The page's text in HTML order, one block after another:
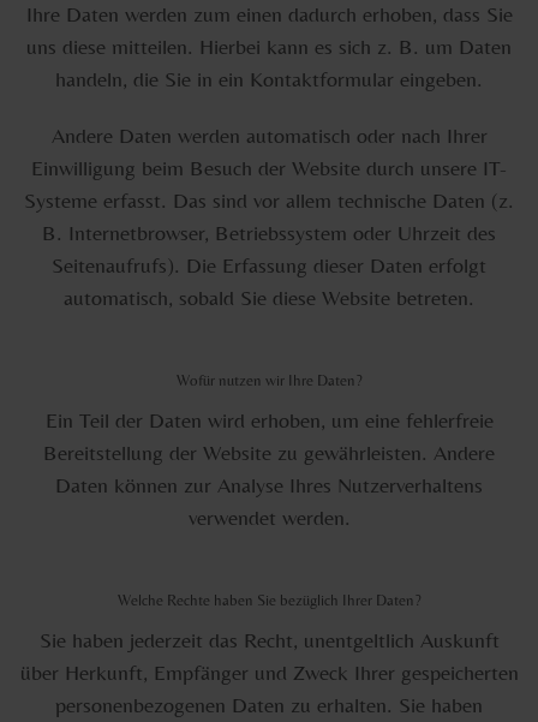
Ihre Daten werden zum einen dadurch erhoben, dass Sie
uns diese mitteilen. Hierbei kann es sich z. B. um Daten
handeln, die Sie in ein Kontaktformular eingeben.
Andere Daten werden automatisch oder nach Ihrer
Einwilligung beim Besuch der Website durch unsere IT-
Systeme erfasst. Das sind vor allem technische Daten (z.
B. Internetbrowser, Betriebssystem oder Uhrzeit des
Seitenaufrufs). Die Erfassung dieser Daten erfolgt
automatisch, sobald Sie diese Website betreten.
Wofür nutzen wir Ihre Daten?
Ein Teil der Daten wird erhoben, um eine fehlerfreie
Bereitstellung der Website zu gewährleisten. Andere
Daten können zur Analyse Ihres Nutzerverhaltens
verwendet werden.
Welche Rechte haben Sie bezüglich Ihrer Daten?
Sie haben jederzeit das Recht, unentgeltlich Auskunft
über Herkunft, Empfänger und Zweck Ihrer gespeicherten
personenbezogenen Daten zu erhalten. Sie haben